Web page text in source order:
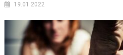
19.01.2022